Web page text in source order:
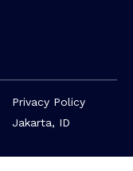
Privacy Policy
Jakarta, ID